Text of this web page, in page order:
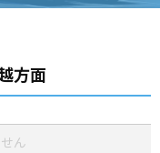
方面
ん